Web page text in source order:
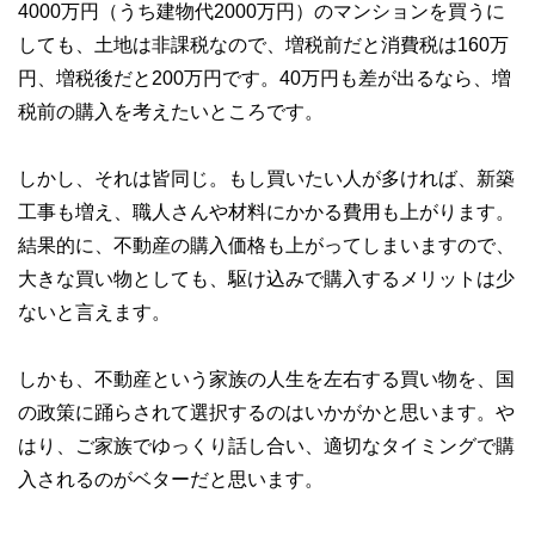
4000万円（うち建物代2000万円）のマンションを買うに
しても、土地は非課税なので、増税前だと消費税は160万
円、増税後だと200万円です。40万円も差が出るなら、増
税前の購入を考えたいところです。
しかし、それは皆同じ。もし買いたい人が多ければ、新築
工事も増え、職人さんや材料にかかる費用も上がります。
結果的に、不動産の購入価格も上がってしまいますので、
大きな買い物としても、駆け込みで購入するメリットは少
ないと言えます。
しかも、不動産という家族の人生を左右する買い物を、国
の政策に踊らされて選択するのはいかがかと思います。や
はり、ご家族でゆっくり話し合い、適切なタイミングで購
入されるのがベターだと思います。